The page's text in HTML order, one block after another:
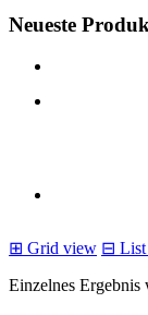
Neueste
⊞ Grid view ⊟
Einzelnes Ergebnis